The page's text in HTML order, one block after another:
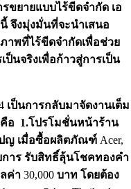
ขยายแบบไร้ขีดจำกัด เอ
จึงมุ่งมั่นที่จะนำเสนอ
าพที่ไร้ขีดจำกัดเพื่อช่วย
นจริงเพื่อก้าวสู่การเป็น
เป็นการกลับมาจัดงานเต็ม
อ 1.โปรโมชั่นหน้าร้าน
ปญ เมื่อซื้อผลิตภัณฑ์ Acer,
าร รับสิทธิ์ลุ้นโชคทองคำ
ค่า 30,000 บาท โดยต้อง